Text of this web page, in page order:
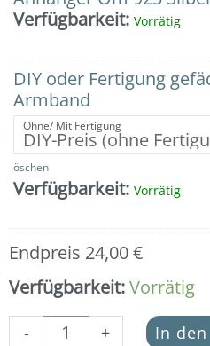
Verfügbarkeit: Vorrätig
DIY oder Fertigung
Armband
Ohne/ Mit Fertigung
löschen
Verfügbarkeit: Vorrätig
Endpreis 24,00€
Verfügbarkeit:Vorrätig
-
Menge
+ In